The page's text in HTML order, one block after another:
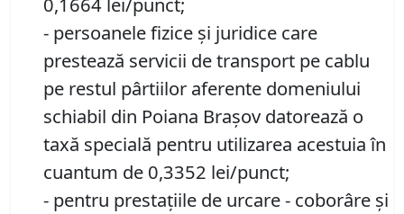
- persoanele fizice şi juridice care
prestează servicii de transport pe cablu
pe restul pârtiilor aferente domeniului
schiabil din Poiana Braşov datorează o
taxă specială pentru utilizarea acestuia în
cuantum de 0,3352 lei/punct;
- pentru prestaţiile de urcare - coborâre şi